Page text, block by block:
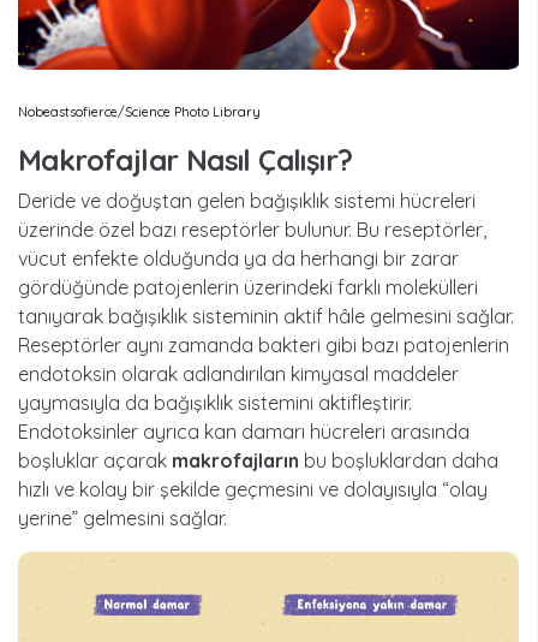
Nobeastsofierce/Science Photo Library
Makrofajlar Nasıl Çalışır?
Deride ve doğuştan gelen bağışıklık sistemi hücreleri
üzerinde özel bazı reseptörler bulunur. Bu reseptörler,
vücut enfekte olduğunda ya da herhangi bir zarar
gördüğünde patojenlerin üzerindeki farklı molekülleri
tanıyarak bağışıklık sisteminin aktif hâle gelmesini sağlar.
Reseptörler aynı zamanda bakteri gibi bazı patojenlerin
endotoksin olarak adlandırılan kimyasal maddeler
yaymasıyla da bağışıklık sistemini aktifleştirir.
Endotoksinler ayrıca kan damarı hücreleri arasında
boşluklar açarak makrofajların bu boşluklardan daha
hızlı ve kolay bir şekilde geçmesini ve dolayısıyla “olay
yerine” gelmesini sağlar.